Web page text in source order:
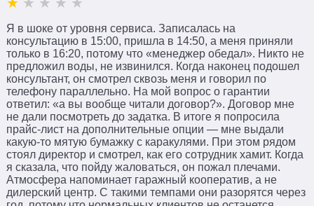
Я в шоке от уровня сервиса. Записалась на
консультацию в 15:00, пришла в 14:50, а меня приняли
только в 16:20, потому что «менеджер обедал». Никто не
предложил воды, не извинился. Когда наконец подошел
консультант, он смотрел сквозь меня и говорил по
телефону параллельно. На мой вопрос о гарантии
ответил: «а вы вообще читали договор?». Договор мне
не дали посмотреть до задатка. В итоге я попросила
прайс-лист на дополнительные опции — мне выдали
какую-то мятую бумажку с каракулями. При этом рядом
стоял директор и смотрел, как его сотрудник хамит. Когда
я сказала, что пойду жаловаться, он пожал плечами.
Атмосфера напоминает гаражный кооператив, а не
дилерский центр. С такими темпами они разорятся через